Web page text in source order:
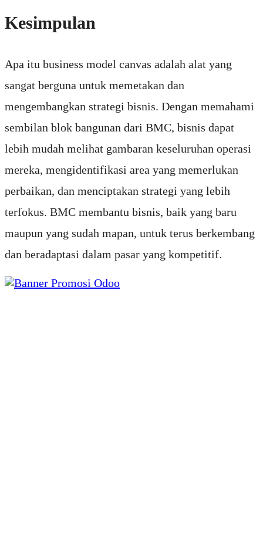
Kesimpulan
Apa itu business model canvas adalah alat yang
sangat berguna untuk memetakan dan
mengembangkan strategi bisnis. Dengan memahami
sembilan blok bangunan dari BMC, bisnis dapat
lebih mudah melihat gambaran keseluruhan operasi
mereka, mengidentifikasi area yang memerlukan
perbaikan, dan menciptakan strategi yang lebih
terfokus. BMC membantu bisnis, baik yang baru
maupun yang sudah mapan, untuk terus berkembang
dan beradaptasi dalam pasar yang kompetitif.